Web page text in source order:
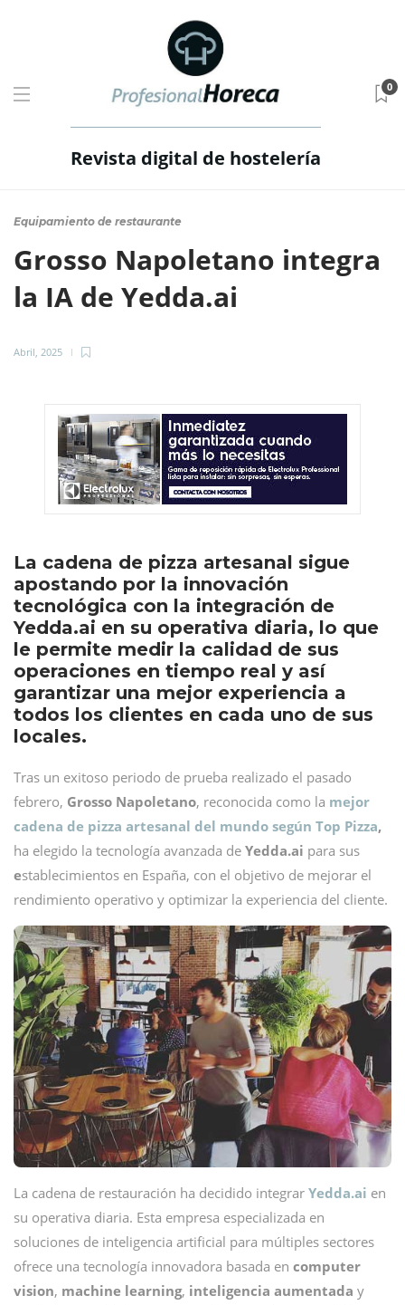
Revista digital de hostelería
0
Equipamiento de restaurante
Grosso Napoletano integra
la IA de Yedda.ai
Abril, 2025
La cadena de pizza artesanal sigue
apostando por la innovación
tecnológica con la integración de
Yedda.ai en su operativa diaria, lo que
le permite medir la calidad de sus
operaciones en tiempo real y así
garantizar una mejor experiencia a
todos los clientes en cada uno de sus
locales.
Tras un exitoso periodo de prueba realizado el pasado
febrero, Grosso Napoletano, reconocida como la mejor
cadena de pizza artesanal del mundo según Top Pizza,
ha elegido la tecnología avanzada de Yedda.ai para sus
establecimientos en España, con el objetivo de mejorar el
rendimiento operativo y optimizar la experiencia del cliente.
La cadena de restauración ha decidido integrar Yedda.ai en
su operativa diaria. Esta empresa especializada en
soluciones de inteligencia artificial para múltiples sectores
ofrece una tecnología innovadora basada en computer
vision, machine learning, inteligencia aumentada y